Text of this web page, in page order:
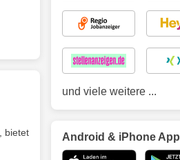
bietet
und viele weitere ...
Android & iPhone App